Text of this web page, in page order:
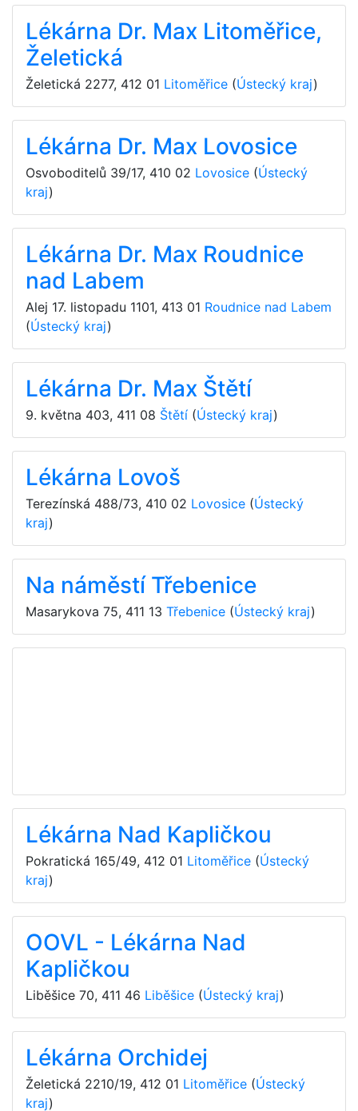
Lékárna Dr. Max Litoměřice,
Želetická
Želetická 2277, 412 01 Litoměřice (Ústecký kraj)
Lékárna Dr. Max Lovosice
Osvoboditelů 39/17, 410 02 Lovosice (Ústecký
kraj)
Lékárna Dr. Max Roudnice
nad Labem
Alej 17. listopadu 1101, 413 01 Roudnice nad Labem
(Ústecký kraj)
Lékárna Dr. Max Štětí
9. května 403, 411 08 Štětí (Ústecký kraj)
Lékárna Lovoš
Terezínská 488/73, 410 02 Lovosice (Ústecký
kraj)
Na náměstí Třebenice
Masarykova 75, 411 13 Třebenice (Ústecký kraj)
Lékárna Nad Kapličkou
Pokratická 165/49, 412 01 Litoměřice (Ústecký
kraj)
OOVL - Lékárna Nad
Kapličkou
Liběšice 70, 411 46 Liběšice (Ústecký kraj)
Lékárna Orchidej
Želetická 2210/19, 412 01 Litoměřice (Ústecký
kraj)